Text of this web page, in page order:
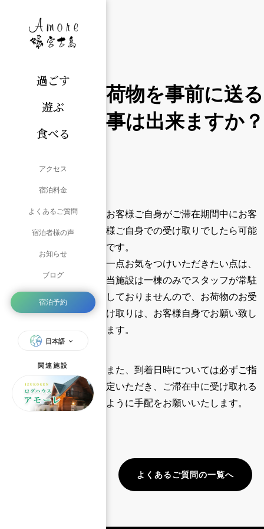
過ごす
遊ぶ
食べる
アクセス
宿泊料金
よくあるご質問
宿泊者様の声
お知らせ
ブログ
宿泊予約
日本語
関連施設
荷物を事前に送る
事は出来ますか？
お客様ご自身がご滞在期間中にお客
様ご自身での受け取りでしたら可能
です。
一点お気をつけいただきたい点は、
当施設は一棟のみでスタッフが常駐
しておりませんので、お荷物のお受
け取りは、お客様自身でお願い致し
ます。
また、到着日時については必ずご指
定いただき、ご滞在中に受け取れる
ように手配をお願いいたします。
よくあるご質問の一覧へ